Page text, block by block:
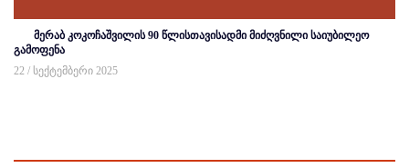
მერაბ კოკოჩაშვილის 90 წლისთავისადმი მიძღვნილი საიუბილეო
გამოფენა
22 / სექტემბერი 2025